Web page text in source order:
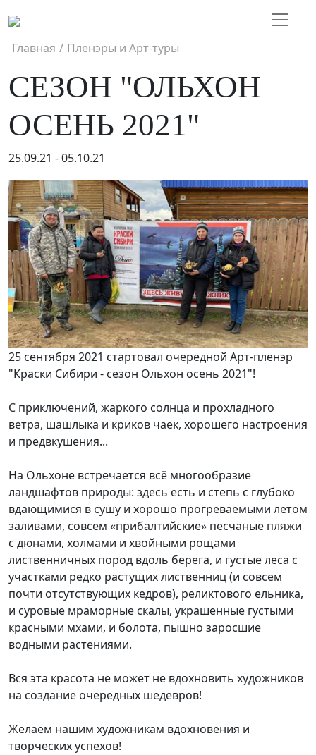
Главная / Пленэры и Арт-туры
СЕЗОН "ОЛЬХОН
ОСЕНЬ 2021"
25.09.21 - 05.10.21
25 сентября 2021 стартовал очередной Арт-пленэр
"Краски Сибири - сезон Ольхон осень 2021"!
С приключений, жаркого солнца и прохладного
ветра, шашлыка и криков чаек, хорошего настроения
и предвкушения...
На Ольхоне встречается всё многообразие
ландшафтов природы: здесь есть и степь с глубоко
вдающимися в сушу и хорошо прогреваемыми летом
заливами, совсем «прибалтийские» песчаные пляжи
с дюнами, холмами и хвойными рощами
лиственничных пород вдоль берега, и густые леса с
участками редко растущих лиственниц (и совсем
почти отсутствующих кедров), реликтового ельника,
и суровые мраморные скалы, украшенные густыми
красными мхами, и болота, пышно заросшие
водными растениями.
Вся эта красота не может не вдохновить художников
на создание очередных шедевров!
Желаем нашим художникам вдохновения и
творческих успехов!